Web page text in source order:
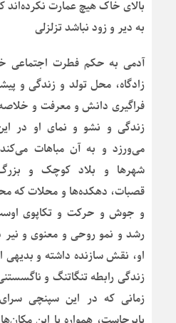
بالای خاک هیچ عمارت نکرده‌اند
به دیر و زود نباشد تزلزلی
آدمی به حکم فطرت اجتماعی
زادگاه، محل تولد و زندگی و
فراگیری دانش و معرفت و
زندگی و نشو و نمای او در
می‌ورزد و به آن مباهات
شهرها و بلاد کوچک و
قصبات، دهکده‌ها و محلات که
و جوش و حرکت و تکاپوی
رشد و نمو روحی و معنوی و
او، نقش سازنده داشته و بدیهی
زندگی رابطه تنگاتنگ و
زمانی که در این سپنچی